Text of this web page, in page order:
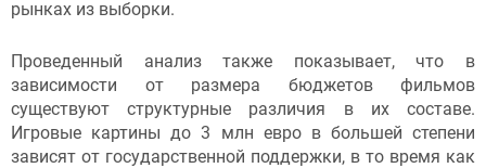
рынках из выборки.
Проведенный анализ также показывает, что в
зависимости от размера бюджетов фильмов
существуют структурные различия в их составе.
Игровые картины до 3 млн евро в большей степени
зависят от государственной поддержки, в то время как